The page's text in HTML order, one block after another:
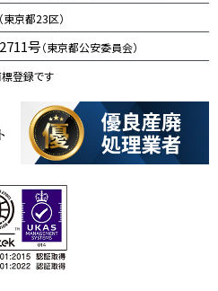
（東京都23区）
号（東京都公安委員会）
登録です